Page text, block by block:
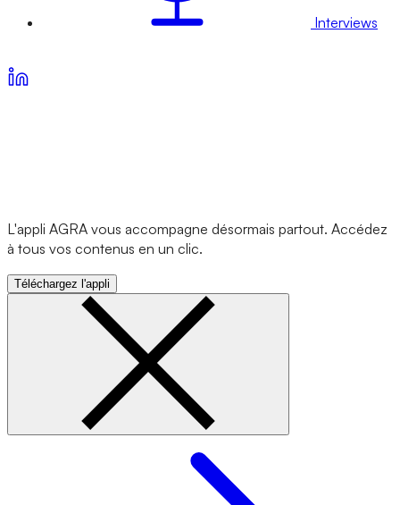
Interviews
L'appli AGRA vous accompagne désormais partout. Accédez
à tous vos contenus en un clic.
Téléchargez l'appli